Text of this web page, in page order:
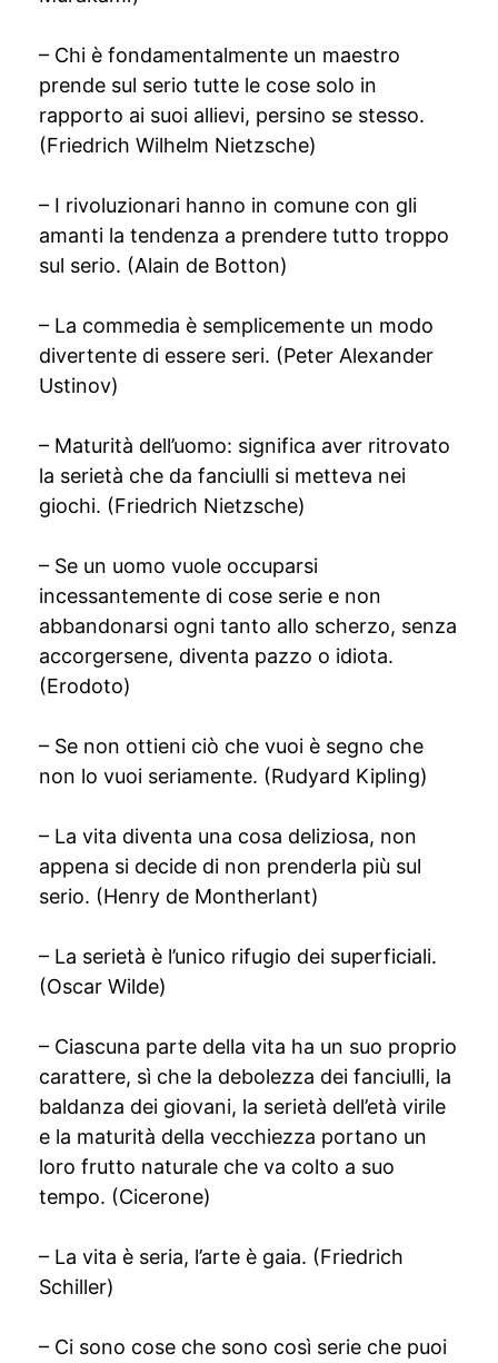
– Chi è fondamentalmente un maestro
prende sul serio tutte le cose solo in
rapporto ai suoi allievi, persino se stesso.
(Friedrich Wilhelm Nietzsche)
– I rivoluzionari hanno in comune con gli
amanti la tendenza a prendere tutto troppo
sul serio. (Alain de Botton)
– La commedia è semplicemente un modo
divertente di essere seri. (Peter Alexander
Ustinov)
– Maturità dell’uomo: significa aver ritrovato
la serietà che da fanciulli si metteva nei
giochi. (Friedrich Nietzsche)
– Se un uomo vuole occuparsi
incessantemente di cose serie e non
abbandonarsi ogni tanto allo scherzo, senza
accorgersene, diventa pazzo o idiota.
(Erodoto)
– Se non ottieni ciò che vuoi è segno che
non lo vuoi seriamente. (Rudyard Kipling)
– La vita diventa una cosa deliziosa, non
appena si decide di non prenderla più sul
serio. (Henry de Montherlant)
– La serietà è l’unico rifugio dei superficiali.
(Oscar Wilde)
– Ciascuna parte della vita ha un suo proprio
carattere, sì che la debolezza dei fanciulli, la
baldanza dei giovani, la serietà dell’età virile
e la maturità della vecchiezza portano un
loro frutto naturale che va colto a suo
tempo. (Cicerone)
– La vita è seria, l’arte è gaia. (Friedrich
Schiller)
– Ci sono cose che sono così serie che puoi